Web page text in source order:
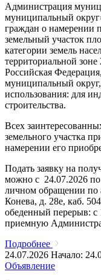
Администрация
муниципальный
граждан о намерении
земельный участок
категории земель
территориальной
Российская
муниципальный
использования: для
строительства.
Всех
земельного участка
намерении его
Подать заявку на
можно с 24.07.2026
личном обращении по
Конева, д. 28е, каб.
обеденный перерыв: с
приемную
Подробнее
24.07.2026 Начало:
Объявление